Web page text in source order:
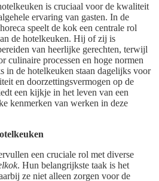
is cruciaal voor de kwaliteit
ervaring van gasten. In de
speelt de kok een centrale rol
de hotelkeuken. Hij of zij is
van heerlijke gerechten, terwijl
culinaire processen en hoge normen
in de hotelkeuken staan dagelijks voor
en doorzettingsvermogen op de
een kijkje in het leven van een
kenmerken van werken in deze
een cruciale rol met diverse
. Hun belangrijkste taak is het
ze niet alleen zorgen voor de